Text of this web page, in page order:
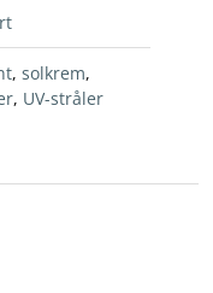
,solkrem,
, UV-stråler